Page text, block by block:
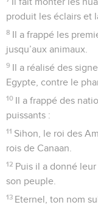
produit les éclairs et
8 Il a frappé les
jusqu’aux animaux.
9 Il a réalisé des
Egypte, contre le
10 Il a frappé des
puissants :
11 Sihon, le roi des
rois de Canaan.
12 Puis il a donné
son peuple.
13 Eternel, ton nom